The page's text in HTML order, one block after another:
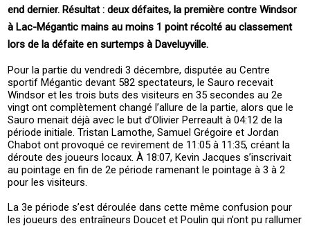
end dernier. Résultat : deux défaites, la première contre Windsor
à Lac-Mégantic mains au moins 1 point récolté au classement
lors de la défaite en surtemps à Daveluyville.
Pour la partie du vendredi 3 décembre, disputée au Centre
sportif Mégantic devant 582 spectateurs, le Sauro recevait
Windsor et les trois buts des visiteurs en 35 secondes au 2e
vingt ont complètement changé l’allure de la partie, alors que le
Sauro menait déjà avec le but d’Olivier Perreault à 04:12 de la
période initiale. Tristan Lamothe, Samuel Grégoire et Jordan
Chabot ont provoqué ce revirement de 11:05 à 11:35, créant la
déroute des joueurs locaux. À 18:07, Kevin Jacques s’inscrivait
au pointage en fin de 2e période ramenant le pointage à 3 à 2
pour les visiteurs.
La 3e période s’est déroulée dans cette même confusion pour
les joueurs des entraîneurs Doucet et Poulin qui n’ont pu rallumer